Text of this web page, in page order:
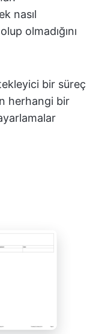
nasıl
olmadığını
bir süreç
herhangi bir